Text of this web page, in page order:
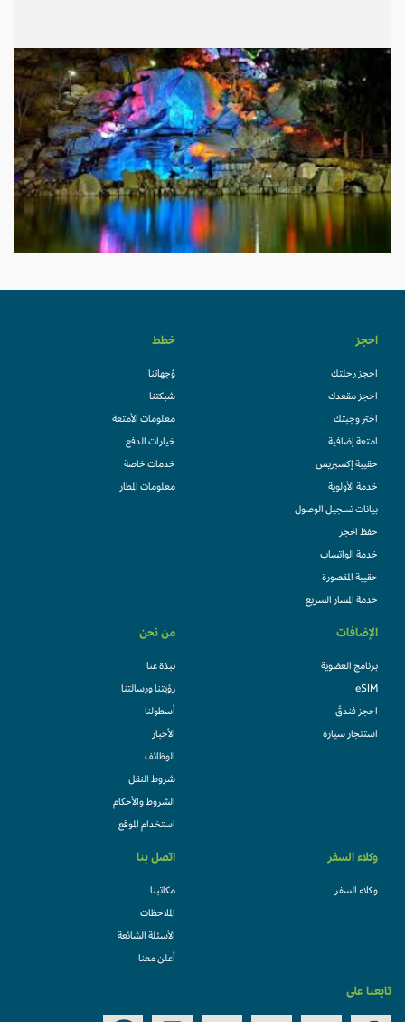
احجز
احجز رحلتك
احجز مقعدك
اختر وجبتك
امتعة إضافية
حقيبة إكسبريس
خدمة الأولوية
بيانات تسجيل الوصول
حفظ الحجز
خدمة الواتساب
حقيبة المقصورة
خدمة المسار السريع
خطط
وُجهاتنا
شبكتنا
معلومات الأمتعة
خيارات الدفع
خدمات خاصة
معلومات المطار
الإضافات
برنامج العضوية
eSIM
احجز فندقً
استئجار سيارة
من نحن
نبذة عنا
رؤيتنا ورسالتنا
أسطولنا
الأخبار
الوظائف
شروط النقل
الشروط والأحكام
استخدام الموقع
وكلاء السفر
وكلاء السفر
اتصل بنا
مكاتبنا
الملاحظات
الأسئلة الشائعة
أعلن معنا
تابعنا على